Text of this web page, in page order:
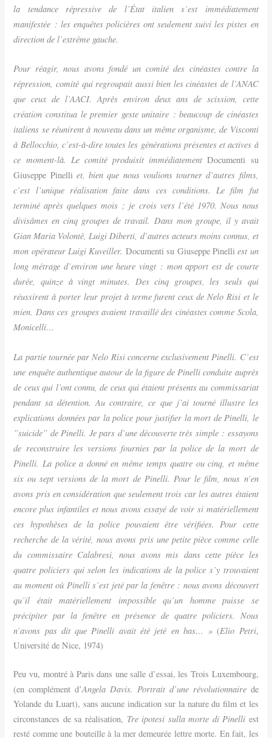
la tendance répressive de l’État italien s’est immédiatement
manifestée : les enquêtes policières ont seulement suivi les pistes en
direction de l’extrême gauche.
Pour réagir, nous avons fondé un comité des cinéastes contre la
répression, comité qui regroupait aussi bien les cinéastes de l’ANAC
que ceux de l’AACI. Après environ deux ans de scission, cette
création constitua le premier geste unitaire : beaucoup de cinéastes
italiens se réunirent à nouveau dans un même organisme, de Visconti
à Bellocchio, c’est-à-dire toutes les générations présentes et actives à
ce moment-là. Le comité produisit immédiatementDocumenti su
Giuseppe Pinelli et, bien que nous voulions tourner d’autres films,
c’est l’unique réalisation faite dans ces conditions. Le film fut
terminé après quelques mois ; je crois vers l’été 1970. Nous nous
divisâmes en cinq groupes de travail. Dans mon groupe, il y avait
Gian Maria Volontè, Luigi Diberti, d’autres acteurs moins connus, et
mon opérateur Luigi Kuveiller. Documenti su Giuseppe Pinelli est un
long métrage d’environ une heure vingt : mon apport est de courte
durée, quinze à vingt minutes. Des cinq groupes, les seuls qui
réussirent à porter leur projet à terme furent ceux de Nelo Risi et le
mien. Dans ces groupes avaient travaillé des cinéastes comme Scola,
Monicelli…
La partie tournée par Nelo Risi concerne exclusivement Pinelli. C’est
une enquête authentique autour de la figure de Pinelli conduite auprès
de ceux qui l’ont connu, de ceux qui étaient présents au commissariat
pendant sa détention. Au contraire, ce que j’ai tourné illustre les
explications données par la police pour justifier la mort de Pinelli, le
”suicide” de Pinelli. Je pars d’une découverte très simple : essayons
de reconstruire les versions fournies par la police de la mort de
Pinelli. La police a donné en même temps quatre ou cinq, et même
six ou sept versions de la mort de Pinelli. Pour le film, nous n’en
avons pris en considération que seulement trois car les autres étaient
encore plus infantiles et nous avons essayé de voir si matériellement
ces hypothèses de la police pouvaient être vérifiées. Pour cette
recherche de la vérité, nous avons pris une petite pièce comme celle
du commissaire Calabresi, nous avons mis dans cette pièce les
quatre policiers qui selon les indications de la police s’y trouvaient
au moment où Pinelli s’est jeté par la fenêtre : nous avons découvert
qu’il était matériellement impossible qu’un homme puisse se
précipiter par la fenêtre en présence de quatre policiers. Nous
n’avons pas dit que Pinelli avait été jeté en bas… »(Elio Petri,
Université de Nice, 1974)
Peu vu, montré à Paris dans une salle d’essai, les Trois Luxembourg,
(en complément d’Angela Davis. Portrait d’une révolutionnairede
Yolande du Luart), sans aucune indication sur la nature du film et les
circonstances de sa réalisation, Tre ipotesi sulla morte di Pinelli est
resté comme une bouteille à la mer demeurée lettre morte. En fait, les